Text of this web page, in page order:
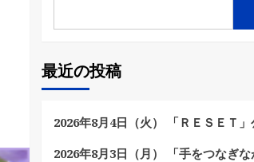
最近の投稿
2026年8月4日（火） 「ＲＥＳＥＴ」
2026年8月3日（月） 「手をつなぎ